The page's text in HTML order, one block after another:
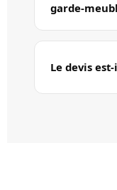
garde-
Le devis